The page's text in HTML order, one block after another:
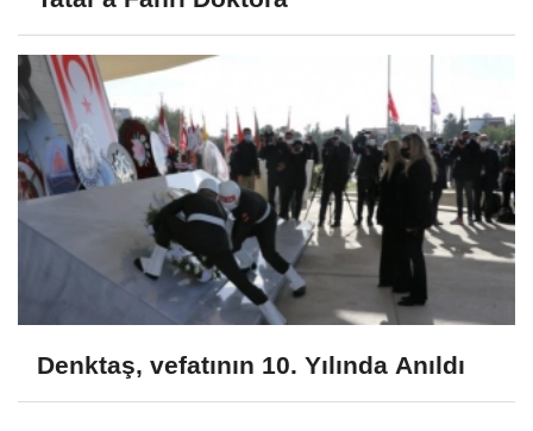
Denktaş, vefatının 10. Yılında Anıldı